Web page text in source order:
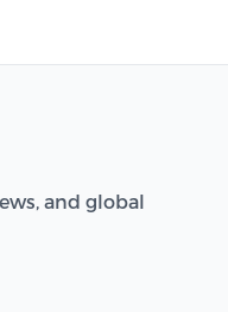
and global